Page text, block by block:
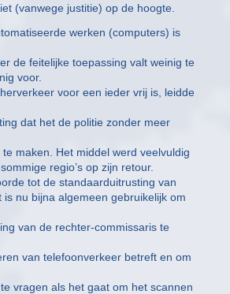
(vanwege justitie) op de hoogte.
werken (computers) is
de feitelijke toepassing valt weinig te
voor.
voor een ieder vrij is, leidde
dat het de politie zonder meer
maken. Het middel werd veelvuldig
regio’s op zijn retour.
tot de standaarduitrusting van
nu bijna algemeen gebruikelijk om
van de rechter-commissaris te
van telefoonverkeer betreft en om
vragen als het gaat om het scannen